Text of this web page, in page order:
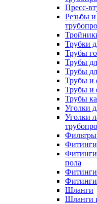
Пресс-
Резьбы
Трубки
Трубы
Трубы
Трубы
Трубы
Трубы и
Трубы
Уголки
Уголки
Фильтры
Фитинги
Фитинги
пола
Фитинги
Шланги
Шланги